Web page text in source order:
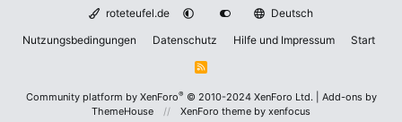
roteteufel.de
Deutsch
Nutzungsbedingungen
Datenschutz Hilfe und Impressum Start
R
Community platform by XenForo® © 2010-2024 XenForo Ltd.
Add-ons by
ThemeHouse
XenForo theme by xenfocus